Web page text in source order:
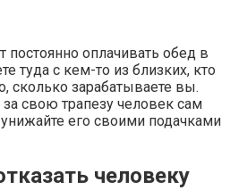
постоянно оплачивать обед в
туда с кем-то из близких, кто
сколько зарабатываете вы.
свою трапезу человек сам
его своими подачками
человеку